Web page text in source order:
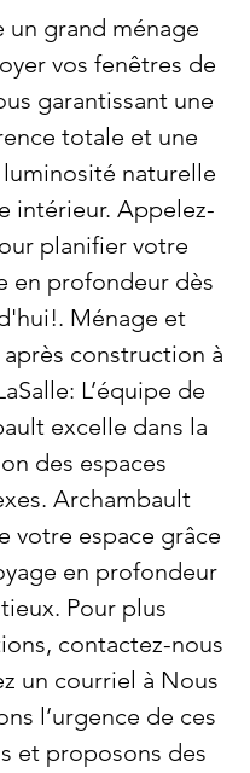
un grand ménage
vos fenêtres de
garantissant une
totale et une
naturelle
intérieur. Appelez-
planifier votre
en profondeur dès
Ménage et
construction à
L’équipe de
excelle dans la
des espaces
Archambault
votre espace grâce
en profondeur
Pour plus
contactez-nous
un courriel à Nous
l’urgence de ces
et proposons des